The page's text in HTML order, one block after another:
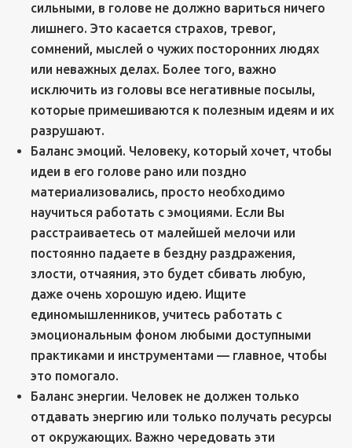
сильными, в голове не должно вариться ничего
лишнего. Это касается страхов, тревог,
сомнений, мыслей о чужих посторонних людях
или неважных делах. Более того, важно
исключить из головы все негативные посылы,
которые примешиваются к полезным идеям и их
разрушают.
Баланс эмоций. Человеку, который хочет, чтобы
идеи в его голове рано или поздно
материализовались, просто необходимо
научиться работать с эмоциями. Если Вы
расстраиваетесь от малейшей мелочи или
постоянно падаете в бездну раздражения,
злости, отчаяния, это будет сбивать любую,
даже очень хорошую идею. Ищите
единомышленников, учитесь работать с
эмоциональным фоном любыми доступными
практиками и инструментами — главное, чтобы
это помогало.
Баланс энергии. Человек не должен только
отдавать энергию или только получать ресурсы
от окружающих. Важно чередовать эти